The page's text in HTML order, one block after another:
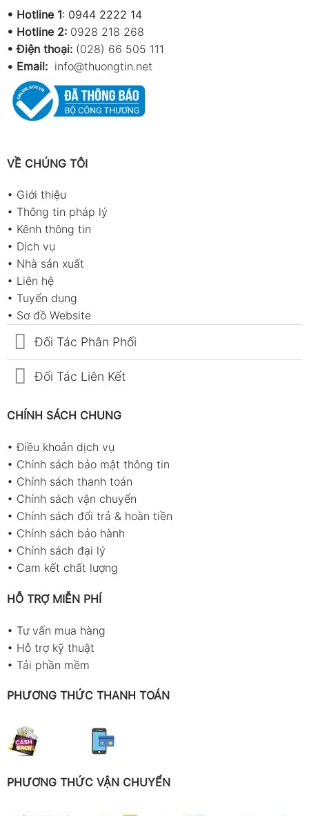
• Hotline 1: 0944 2222 14
• Hotline 2: 0928 218 268
• Điện thoại: (028) 66 505 111
• Email: info@thuongtin.net
VỀ CHÚNG TÔI
• Giới thiệu
• Thông tin pháp lý
• Kênh thông tin
• Dịch vụ
• Nhà sản xuất
• Liên hệ
• Tuyển dụng
• Sơ đồ Website
Đối Tác Phân Phối
Đối Tác Liên Kết
CHÍNH SÁCH CHUNG
•Điều khoản dịch vụ
• Chính sách bảo mật thông tin
• Chính sách thanh toán
• Chính sách vận chuyển
• Chính sách đổi trả & hoàn tiền
• Chính sách bảo hành
• Chính sách đại lý
• Cam kết chất lượng
HỖ TRỢ MIỄN PHÍ
• Tư vấn mua hàng
• Hỗ trợ kỹ thuật
• Tải phần mềm
PHƯƠNG THỨC THANH TOÁN
PHƯƠNG THỨC VẬN CHUYỂN